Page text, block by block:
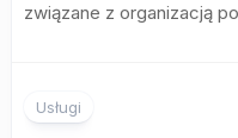
związane z organizacją
Usługi